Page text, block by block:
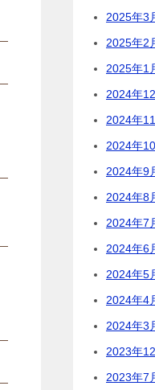
2025年3
2025年2
2025年1
2024年
2024年
2024年
2024年9
2024年8
2024年7
2024年6
2024年5
2024年4
2024年3
2023年
2023年7